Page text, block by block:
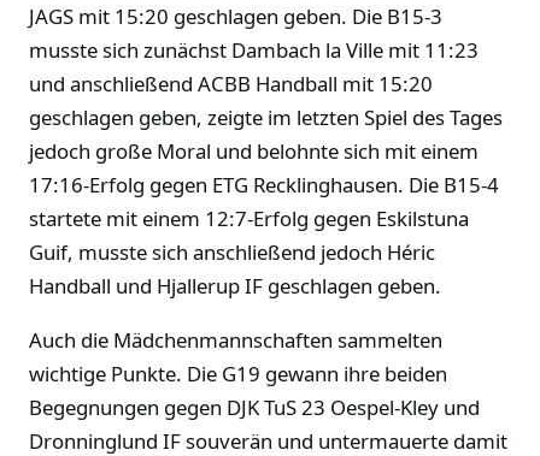
JAGS mit 15:20 geschlagen geben. Die B15-3
musste sich zunächst Dambach la Ville mit 11:23
und anschließend ACBB Handball mit 15:20
geschlagen geben, zeigte im letzten Spiel des Tages
jedoch große Moral und belohnte sich mit einem
17:16-Erfolg gegen ETG Recklinghausen. Die B15-4
startete mit einem 12:7-Erfolg gegen Eskilstuna
Guif, musste sich anschließend jedoch Héric
Handball und Hjallerup IF geschlagen geben.
Auch die Mädchenmannschaften sammelten
wichtige Punkte. Die G19 gewann ihre beiden
Begegnungen gegen DJK TuS 23 Oespel-Kley und
Dronninglund IF souverän und untermauerte damit